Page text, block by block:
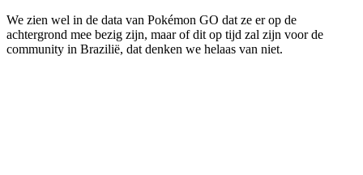
We zien wel in de data van Pokémon GO dat ze er op de
achtergrond mee bezig zijn, maar of dit op tijd zal zijn voor de
community in Brazilië, dat denken we helaas van niet.